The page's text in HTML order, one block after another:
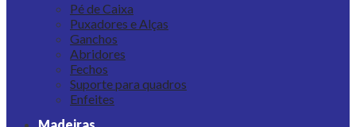
Pé de Caixa
Puxadores e Alças
Ganchos
Abridores
Fechos
Suporte para quadros
Enfeites